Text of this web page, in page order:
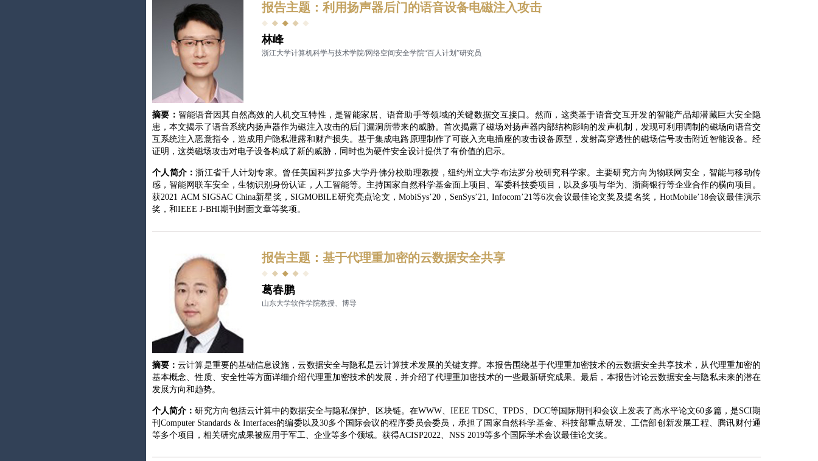
报告主题：利用扬声器后门的语音设备电磁注入攻击
林峰
浙江大学计算机科学与技术学院/网络空间安全学院“百人计划”研究员
摘要： 智能语音因其自然高效的人机交互特性，是智能家居、语音助手等领域的关键数据交互接口。然而，这类基于语音交互开发的智能产品却潜藏巨大安全隐
患，本文揭示了语音系统内扬声器作为磁注入攻击的后门漏洞所带来的威胁。首次揭露了磁场对扬声器内部结构影响的发声机制，发现可利用调制的磁场向语音交
互系统注入恶意指令，造成用户隐私泄露和财产损失。基于集成电路原理制作了可嵌入充电插座的攻击设备原型，发射高穿透性的磁场信号攻击附近智能设备。经
证明，这类磁场攻击对电子设备构成了新的威胁，同时也为硬件安全设计提供了有价值的启示。
个人简介：浙江省千人计划专家。曾任美国科罗拉多大学丹佛分校助理教授，纽约州立大学布法罗分校研究科学家。主要研究方向为物联网安全，智能与移动传
感，智能网联车安全，生物识别身份认证，人工智能等。主持国家自然科学基金面上项目、军委科技委项目，以及多项与华为、浙商银行等企业合作的横向项目。
获2021 ACM SIGSAC China新星奖，SIGMOBILE研究亮点论文，MobiSys’20，SenSys’21, Infocom’21等6次会议最佳论文奖及提名奖，HotMobile’18会议最佳演示
奖，和IEEE J-BHI期刊封面文章等奖项。
报告主题：基于代理重加密的云数据安全共享
葛春鹏
山东大学软件学院教授、博导
摘要：云计算是重要的基础信息设施，云数据安全与隐私是云计算技术发展的关键支撑。本报告围绕基于代理重加密技术的云数据安全共享技术，从代理重加密的
基本概念、性质、安全性等方面详细介绍代理重加密技术的发展，并介绍了代理重加密技术的一些最新研究成果。最后，本报告讨论云数据安全与隐私未来的潜在
发展方向和趋势。
个人简介：研究方向包括云计算中的数据安全与隐私保护、区块链。在WWW、IEEE TDSC、TPDS、DCC等国际期刊和会议上发表了高水平论文60多篇，是SCI期
刊Computer Standards & Interfaces的编委以及30多个国际会议的程序委员会委员，承担了国家自然科学基金、科技部重点研发、工信部创新发展工程、腾讯财付通
等多个项目，相关研究成果被应用于军工、企业等多个领域。获得ACISP2022、NSS 2019等多个国际学术会议最佳论文奖。